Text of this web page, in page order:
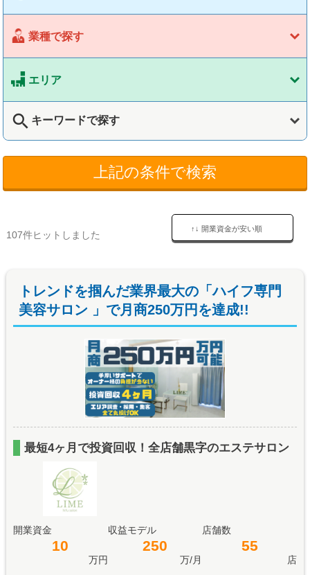
業種で探す
エリア
search キーワードで探す
上記の条件で検索
107件ヒットしました
↑↓ 開業資金が安い順
トレンドを掴んだ業界最大の「ハイフ専門
美容サロン 」で月商250万円を達成!!
最短4ヶ月で投資回収！全店舗黒字のエステサロン
開業資金
10
万円
収益モデル
250
万/月
店舗数
55
店